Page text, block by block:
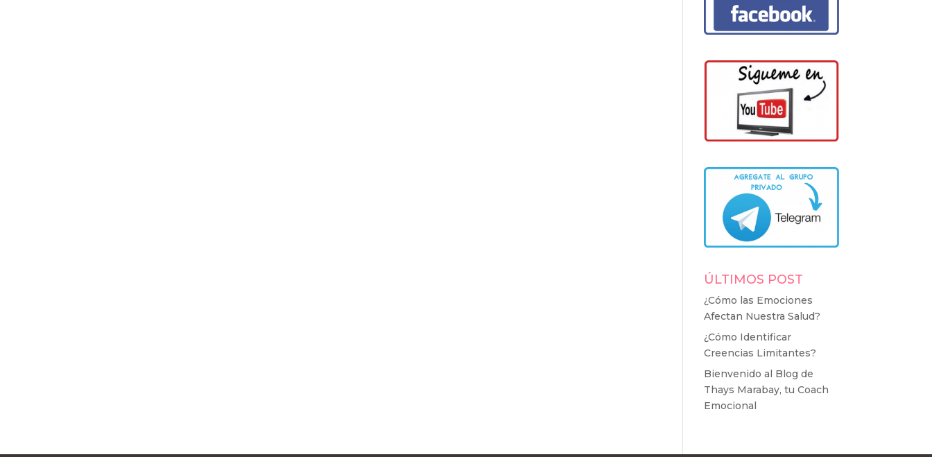
ÚLTIMOS POST
¿Cómo las Emociones
Afectan Nuestra Salud?
¿Cómo Identificar
Creencias Limitantes?
Bienvenido al Blog de
Thays Marabay, tu Coach
Emocional